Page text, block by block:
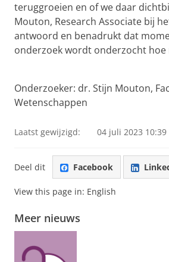
teruggroeien en of we daar
Mouton, Research Associate bij
antwoord en benadrukt dat
onderzoek wordt onderzocht hoe
Onderzoeker: dr. Stijn Mouton,
Wetenschappen
Laatst gewijzigd: 04 juli 2023 10:39
Deel dit Facebook
View this page in: English
Meer nieuws